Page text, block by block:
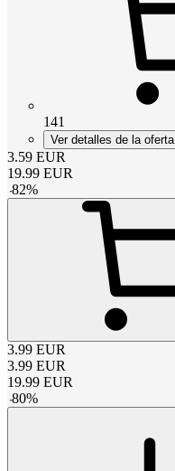
141
Ver detalles de la oferta
3.59 EUR
19.99 EUR
-82%
3.99 EUR
3.99 EUR
19.99 EUR
-80%